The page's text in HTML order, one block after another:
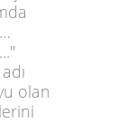
olan